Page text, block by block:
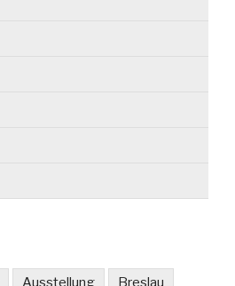
Ausstellung Breslau